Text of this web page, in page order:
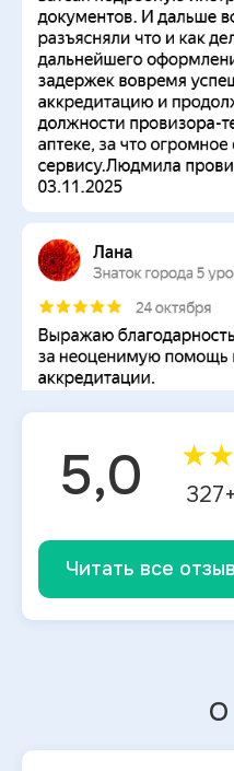
5,0 ★★
327
Читать все
О